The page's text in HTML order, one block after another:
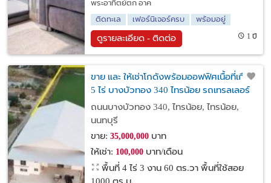
พระอาทิตย์ตก อาค
ติดทะเล
เฟอร์นิเจอร์ครบ พร้อมอยู่
ดูรายละเอียด - ติดต่อ 1 ปี
ขาย และ ให้เช่าโกดังพร้อมออฟฟิศเนื้อที่เกือบ
5 ไร่ บางบัวทอง 340 ไทรน้อย รถเทรลเลอร์
เข้า-ออกได้ ใกล้โรงงานไฮเนเก็น
ถนนบางบัวทอง 340, ไทรน้อย, ไทรน้อย,
นนทบุรี
ขาย: 35,000,000บาท
ให้เช่า: 100,000บาท/เดือน
พื้นที่ 4 ไร่ 3 งาน 60 ตร.วา พื้นที่ใช้สอย